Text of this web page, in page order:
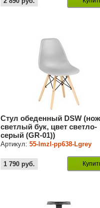
Стул обеденный DSW
светлый бук, цвет светло-
серый (GR-01))
Артикул:55-lmzl-pp638-Lgrey
1 790 руб.